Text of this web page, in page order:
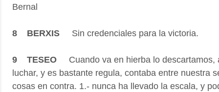
Bernal
8 BERXIS Sin credenciales para la victoria.
9 TESEO
Cuando va en hierba lo descartamos,
luchar, y es bastante regula, contaba entre nuestra
cosas en contra. 1.- nunca ha llevado la escala, y